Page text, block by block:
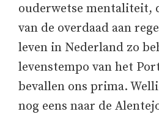
ouderwetse mentaliteit,
van de overdaad aan
leven in Nederland zo
levenstempo van het
bevallen ons prima.
nog eens naar de